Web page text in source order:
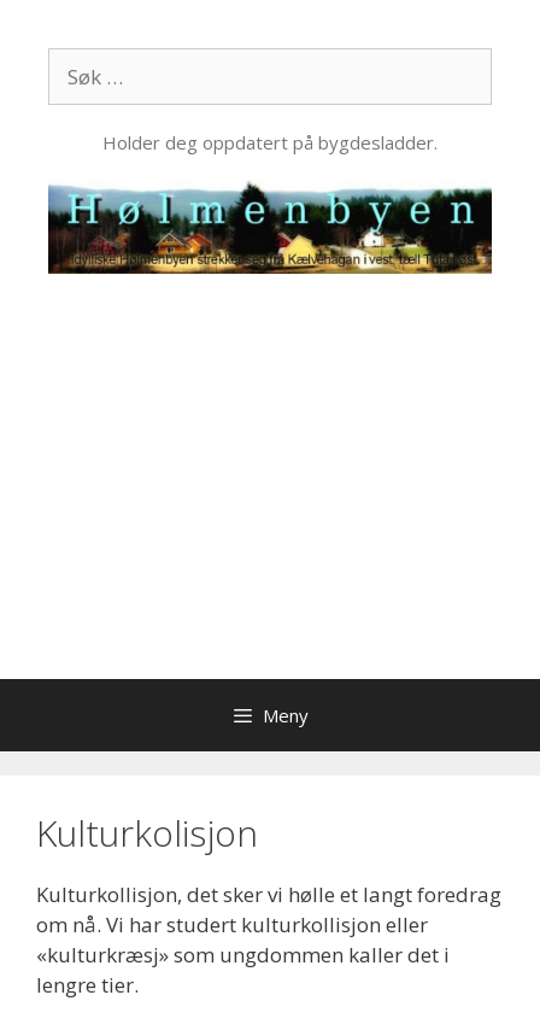
innhold
etter:
Holder deg oppdatert på bygdesladder.
Meny
Kulturkolisjon
Kulturkollisjon, det sker vi hølle et langt foredrag
om nå. Vi har studert kulturkollisjon eller
«kulturkræsj» som ungdommen kaller det i
lengre tier.